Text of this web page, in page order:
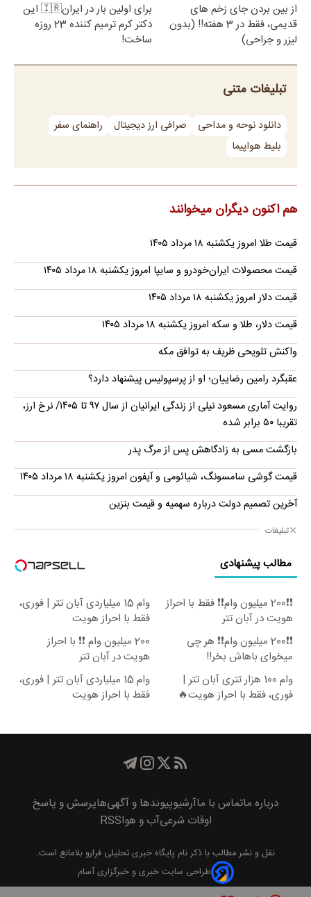
از بین بردن جای زخم های
قدیمی، فقط در 3 هفته!! (بدون
لیزر و جراحی)
برای اولین بار در ایران🇮🇷 این
دکتر کرم ترمیم کننده 23 روزه
ساخت!
تبلیغات متنی
دانلود نوحه و مداحی صرافی ارز دیجیتال
راهنمای سفر
بلیط هواپیما
هم اکنون دیگران میخوانند
قیمت طلا امروز یکشنبه ۱۸ مرداد ۱۴۰۵
قیمت محصولات ایران‌خودرو و سایپا امروز یکشنبه ۱۸ مرداد ۱۴۰۵
قیمت دلار امروز یکشنبه ۱۸ مرداد ۱۴۰۵
قیمت دلار، طلا و سکه امروز یکشنبه ۱۸ مرداد ۱۴۰۵
واکنش تلویحی ظریف به توافق مکه
عقبگرد رامین رضاییان؛ او از پرسپولیس پیشنهاد دارد؟
روایت آماری مسعود نیلی از زندگی ایرانیان از سال ۹۷ تا ۱۴۰۵/ نرخ ارز،
تقریبا ۵۰ برابر شده
بازگشت مسی به زادگاهش پس از مرگ پدر
قیمت گوشی سامسونگ، شیائومی و آیفون امروز یکشنبه ۱۸ مرداد ۱۴۰۵
آخرین تصمیم دولت درباره سهمیه و قیمت بنزین
تبلیغات
مطالب پیشنهادی
❗❗200 میلیون وام❗❗ فقط با احراز
هویت در آبان تتر
وام 15 میلیاردی آبان تتر | فوری،
فقط با احراز هویت
❗❗200 میلیون وام❗❗ هر چی
میخوای باهاش بخر!!
200 میلیون وام ❗❗ با احراز
هویت در آبان تتر
وام 100 هزار تتری آبان تتر |
فوری، فقط با احراز هویت🔥
وام 15 میلیاردی آبان تتر | فوری،
فقط با احراز هویت
درباره ماتماس با ماآرشیوپیوند‌ها و آگهی‌هاپرسش و پاسخ
اوقات شرعیآب و هواRSS
نقل و نشر مطالب با ذکر نام پايگاه خبری تحليلی فراروبلامانع است.
طراحی سایت خبری و خبرگزاری آسام